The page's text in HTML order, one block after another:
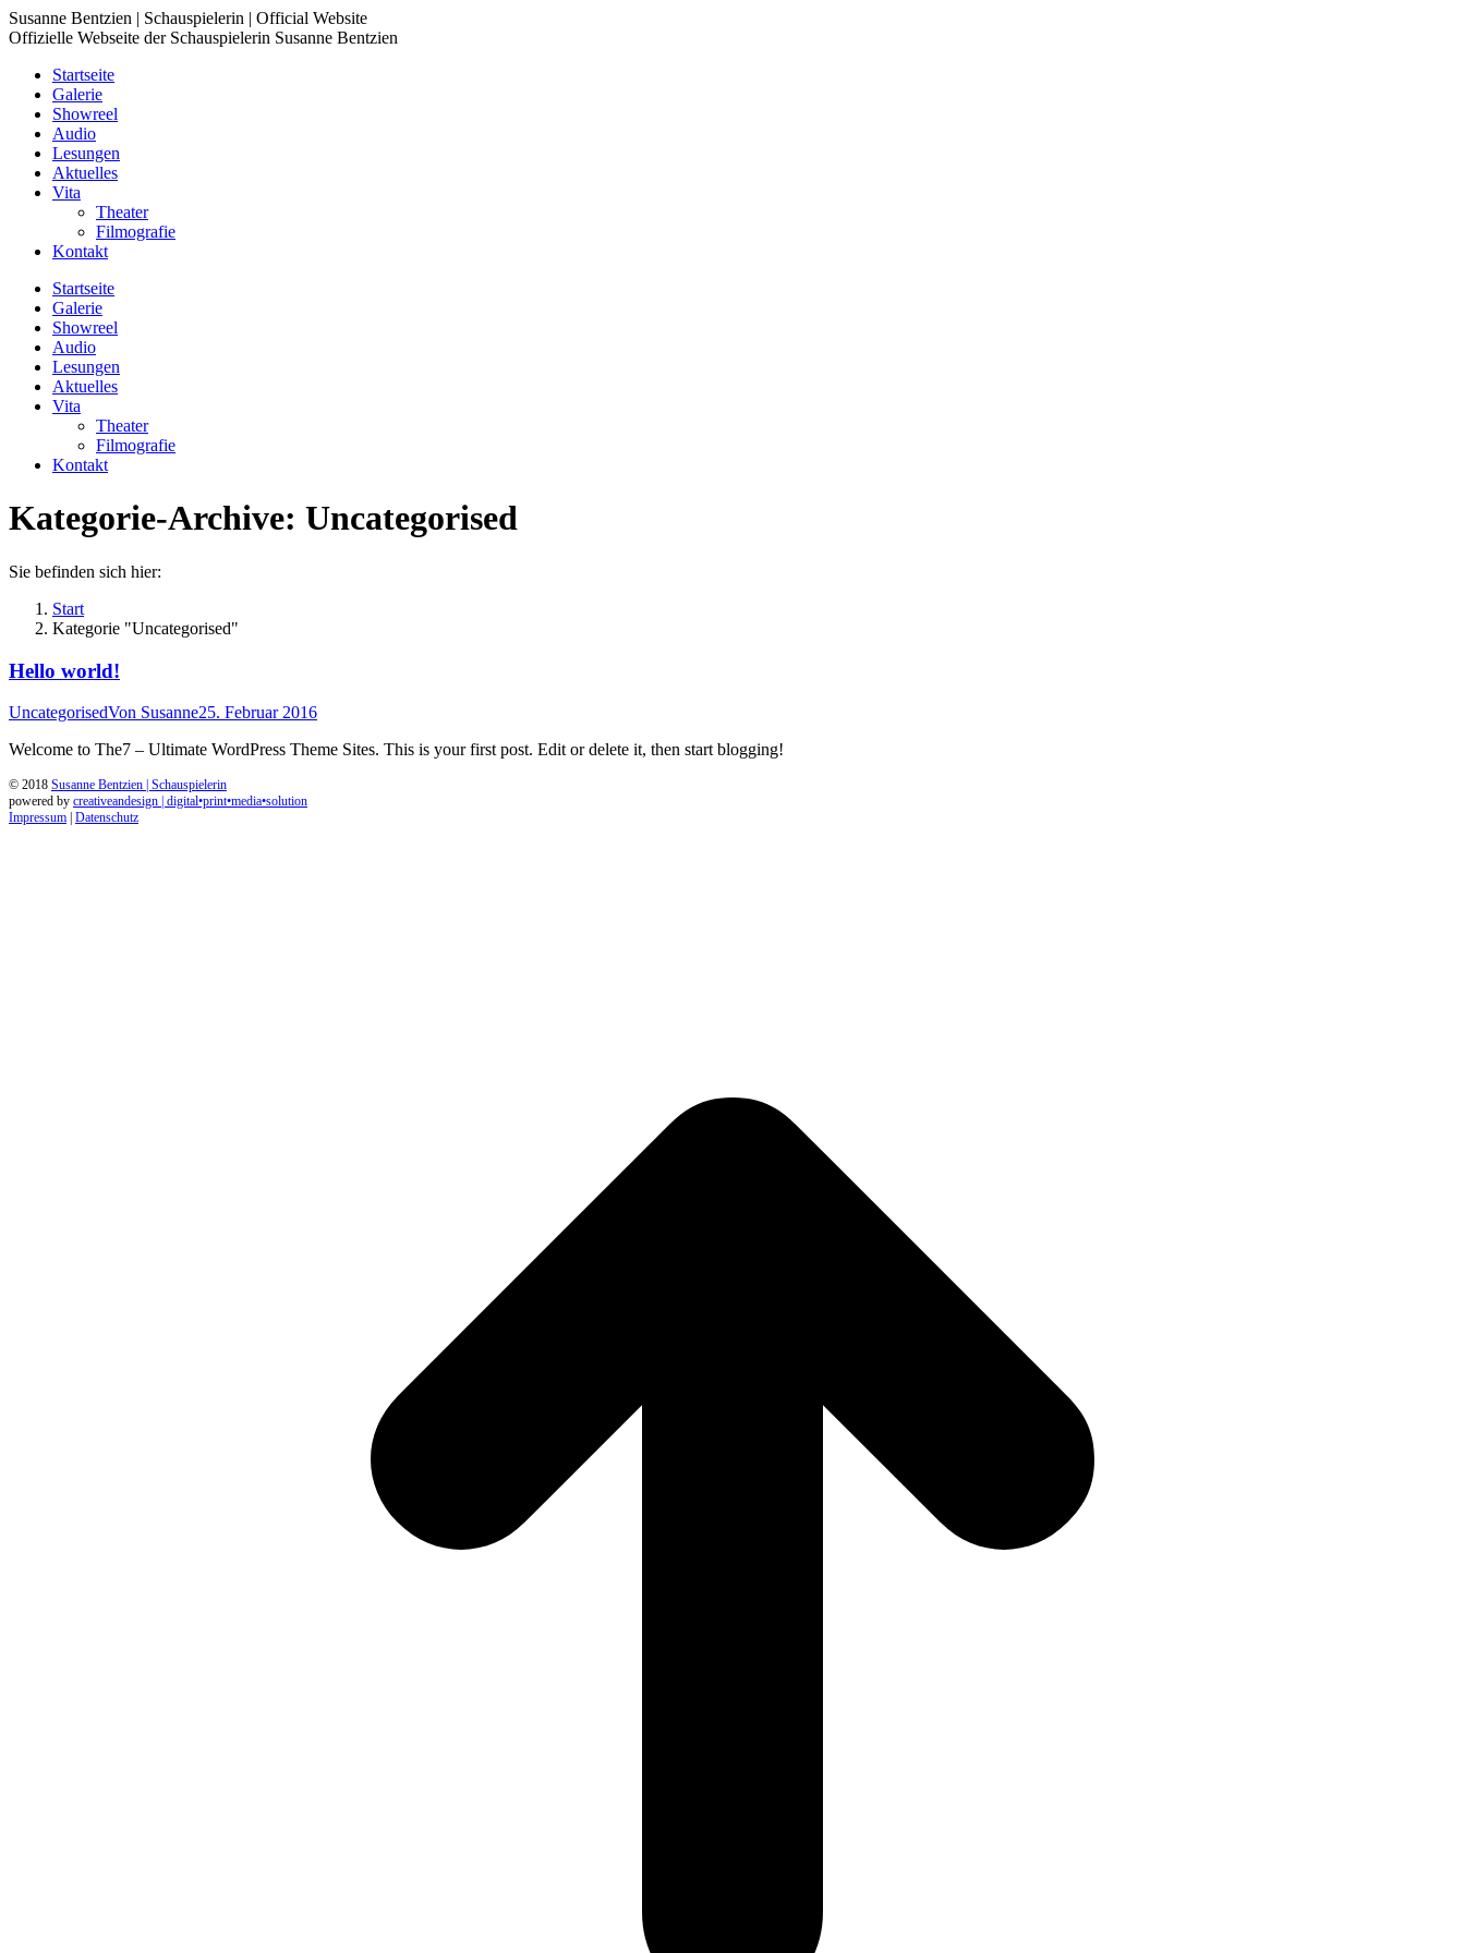
Zum
Inhalt
Susanne Bentzien | Schauspielerin | Official Website
Offizielle Webseite der Schauspielerin Susanne Bentzien
Startseite
Galerie
Showreel
Audio
Lesungen
Aktuelles
Vita
Theater
Filmografie
Kontakt
Startseite
Galerie
Showreel
Audio
Lesungen
Aktuelles
Vita
Theater
Filmografie
Kontakt
Kategorie-Archive: Uncategorised
Sie befinden sich hier:
Start
Kategorie "Uncategorised"
Hello world!
UncategorisedVon Susanne25. Februar 2016
Welcome to The7 – Ultimate WordPress Theme Sites. This is your first post. Edit or delete it, then start blogging!
© 2018 Susanne Bentzien | Schauspielerin
powered by creativeandesign | digital•print•media•solution
Impressum Datenschutz